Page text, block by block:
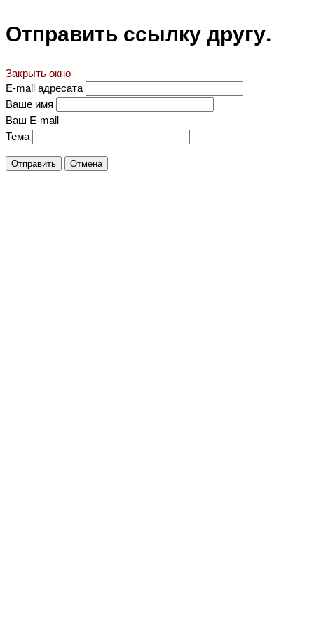
Отправить ссылку другу.
Закрыть окно
E-mail адресата
Ваше имя
Ваш E-mail
Тема
Отправить Отмена